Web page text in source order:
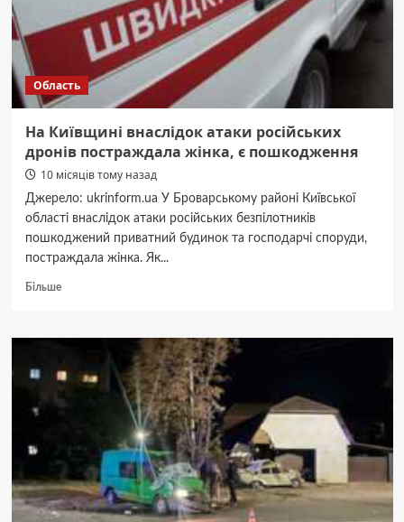
Область
На Київщині внаслідок атаки російських
дронів постраждала жінка, є пошкодження
10 місяців тому назад
Джерело: ukrinform.ua У Броварському районі Київської
області внаслідок атаки російських безпілотників
пошкоджений приватний будинок та господарчі споруди,
постраждала жінка. Як...
БільшеДокладніше
Київщині
атаки
російських
пошкодження